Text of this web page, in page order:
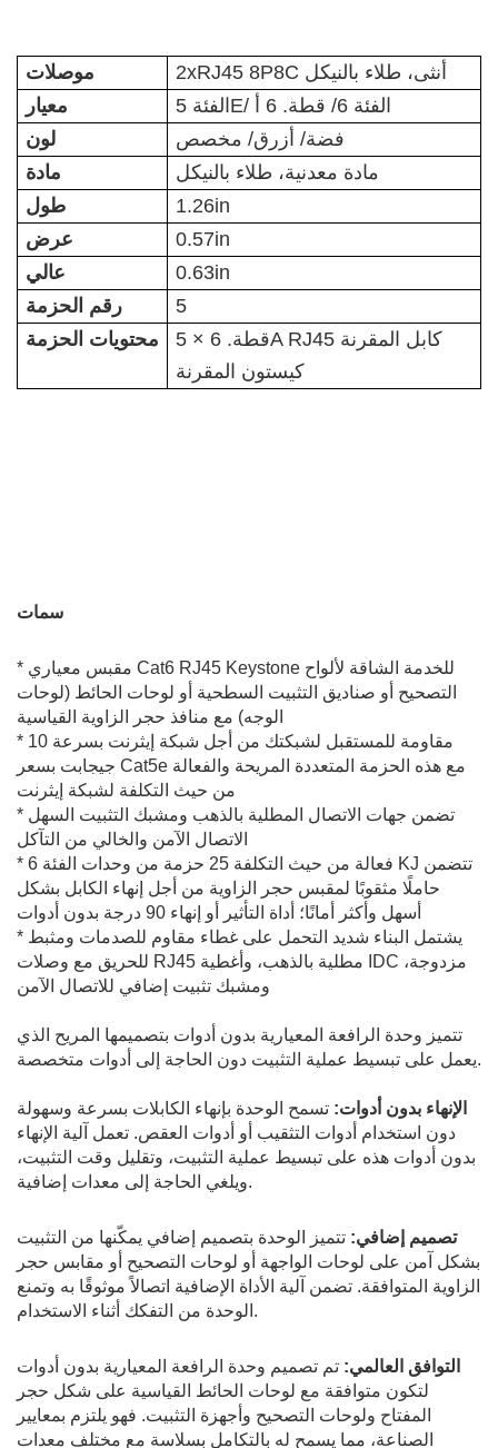
موصلات
2xRJ45 8P8C أنثى، طلاء بالنيكل
معيار
الفئة 5E/ الفئة 6/
قطة. 6 أ
لون
فضة/ أزرق/ مخصص
مادة
مادة معدنية، طلاء بالنيكل
طول
1.26in
عرض
0.57in
عالي
0.63in
رقم الحزمة
5
محتويات الحزمة
5 × قطة. 6A RJ45 كابل المقرنة
كيستون المقرنة
سمات
* مقبس معياري Cat6 RJ45 Keystone للخدمة الشاقة لألواح
التصحيح أو صناديق التثبيت السطحية أو لوحات الحائط (لوحات
الوجه) مع منافذ حجر الزاوية القياسية
* مقاومة للمستقبل لشبكتك من أجل شبكة إيثرنت بسرعة 10
جيجابت بسعر Cat5e مع هذه الحزمة المتعددة المريحة والفعالة
من حيث التكلفة لشبكة إيثرنت
* تضمن جهات الاتصال المطلية بالذهب ومشبك التثبيت السهل
الاتصال الآمن والخالي من التآكل
* فعالة من حيث التكلفة 25 حزمة من وحدات الفئة 6 KJ تتضمن
حاملًا مثقوبًا لمقبس حجر الزاوية من أجل إنهاء الكابل بشكل
أسهل وأكثر أمانًا؛ أداة التأثير أو إنهاء 90 درجة بدون أدوات
* يشتمل البناء شديد التحمل على غطاء مقاوم للصدمات ومثبط
للحريق مع وصلات RJ45 مطلية بالذهب، وأغطية IDC مزدوجة،
ومشبك تثبيت إضافي للاتصال الآمن
تتميز وحدة الرافعة المعيارية بدون أدوات بتصميمها المريح الذي
يعمل على تبسيط عملية التثبيت دون الحاجة إلى أدوات متخصصة.
الإنهاء بدون أدوات: تسمح الوحدة بإنهاء الكابلات بسرعة وسهولة
دون استخدام أدوات التثقيب أو أدوات العقص. تعمل آلية الإنهاء
بدون أدوات هذه على تبسيط عملية التثبيت، وتقليل وقت التثبيت،
ويلغي الحاجة إلى معدات إضافية.
تصميم إضافي: تتميز الوحدة بتصميم إضافي يمكّنها من التثبيت
بشكل آمن على لوحات الواجهة أو لوحات التصحيح أو مقابس حجر
الزاوية المتوافقة. تضمن آلية الأداة الإضافية اتصالاً موثوقًا به وتمنع
الوحدة من التفكك أثناء الاستخدام.
التوافق العالمي: تم تصميم وحدة الرافعة المعيارية بدون أدوات
لتكون متوافقة مع لوحات الحائط القياسية على شكل حجر
المفتاح ولوحات التصحيح وأجهزة التثبيت. فهو يلتزم بمعايير
الصناعة، مما يسمح له بالتكامل بسلاسة مع مختلف معدات